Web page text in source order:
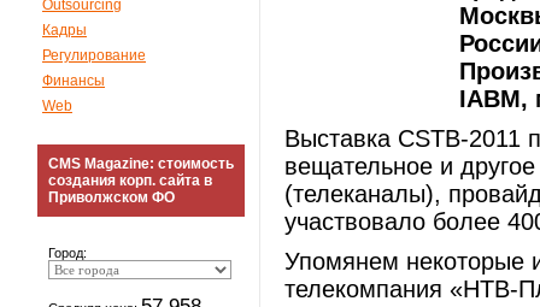
Outsourcing
Кадры
Регулирование
Финансы
Web
CMS Magazine: стоимость
создания корп. сайта в
Приволжском ФО
Город:
IABM,
Выставка CSTB-2011
вещательное и
(телеканалы),
участвовало более
Упомянем некоторые
телекомпания «НТВ-